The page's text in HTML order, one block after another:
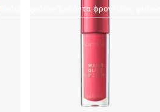
Προϊόντα φροντίδας